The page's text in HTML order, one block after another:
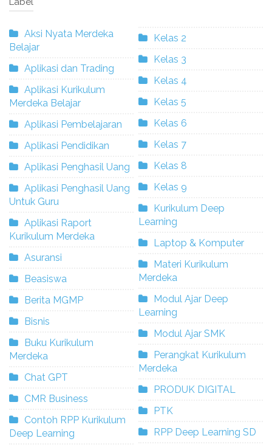
Aksi Nyata Merdeka
Belajar
Aplikasi dan Trading
Aplikasi Kurikulum
Merdeka Belajar
Aplikasi Pembelajaran
Aplikasi Pendidikan
Aplikasi Penghasil Uang
Aplikasi Penghasil Uang
Untuk Guru
Aplikasi Raport
Kurikulum Merdeka
Asuransi
Beasiswa
Berita MGMP
Bisnis
Buku Kurikulum
Merdeka
Chat GPT
CMR Business
Contoh RPP Kurikulum
Deep Learning
Kelas 2
Kelas 3
Kelas 4
Kelas 5
Kelas 6
Kelas 7
Kelas 8
Kelas 9
Kurikulum Deep
Learning
Laptop & Komputer
Materi Kurikulum
Merdeka
Modul Ajar Deep
Learning
Modul Ajar SMK
Perangkat Kurikulum
Merdeka
PRODUK DIGITAL
PTK
RPP Deep Learning SD